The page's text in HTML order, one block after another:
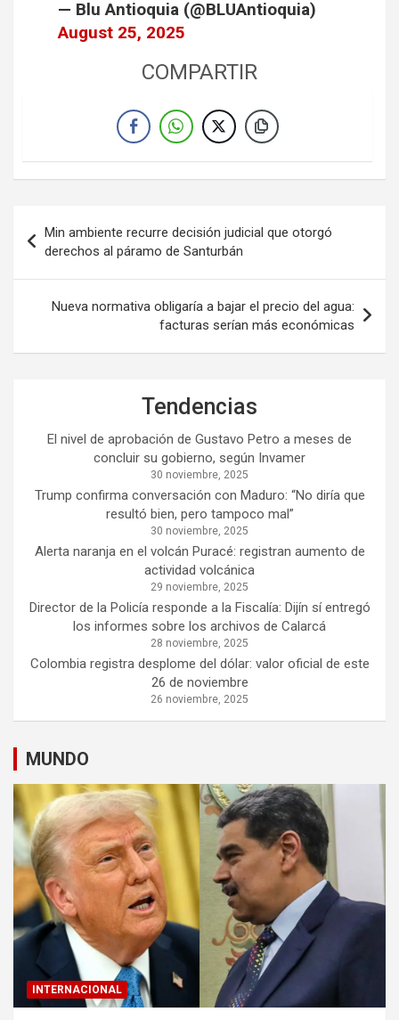
— Blu Antioquia (@BLUAntioquia)
August 25, 2025
COMPARTIR
de
entradas
Min ambiente recurre decisión judicial que otorgó
derechos al páramo de Santurbán
Nueva normativa obligaría a bajar el precio del agua:
facturas serían más económicas
Tendencias
El nivel de aprobación de Gustavo Petro a meses de
concluir su gobierno, según Invamer
30 noviembre, 2025
Trump confirma conversación con Maduro: “No diría que
resultó bien, pero tampoco mal”
30 noviembre, 2025
Alerta naranja en el volcán Puracé: registran aumento de
actividad volcánica
29 noviembre, 2025
Director de la Policía responde a la Fiscalía: Dijín sí entregó
los informes sobre los archivos de Calarcá
28 noviembre, 2025
Colombia registra desplome del dólar: valor oficial de este
26 de noviembre
26 noviembre, 2025
MUNDO
INTERNACIONAL